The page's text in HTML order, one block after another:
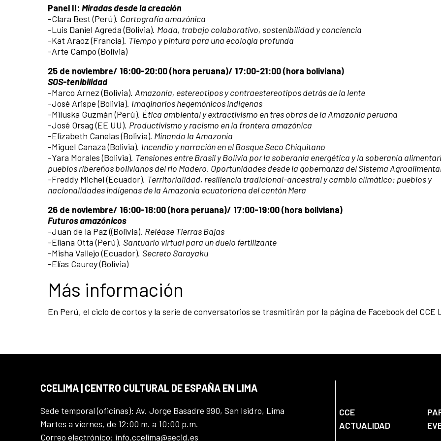
Panel II: Miradas desde la creación
-Clara Best (Perú). Cartografía amazónica
-Luis Daniel Agreda (Bolivia). Moda, trabajo colaborativo, sostenibilidad y conciencia
-Kat Araoz (Francia). Tiempo y pintura para una ecología profunda
-Arte Campo (Bolivia)
25 de noviembre/ 16:00-20:00 (hora peruana)/ 17:00-21:00 (hora boliviana)
SOS-tenibilidad
-Marco Arnez (Bolivia). Amazonía, estereotipos y contraestereotipos detrás de la lente
-José Arispe (Bolivia). Imaginarios hegemónicos indígenas
-Miluska Guzmán (Perú). Ética ambiental y extractivismo en tres obras de la Amazonia peruana
-José Orsag (EE UU). Productivismo y racismo en la frontera amazónica
-Elizabeth Canelas (Bolivia). Minando la Amazonía
-Miguel Canaza (Bolivia). Incendio y narración en el Bosque Seco Chiquitano
-Yara Morales (Bolivia). Tensiones entre Brasil y Bolivia por la soberanía energética y la soberanía
pueblos ribereños bolivianos del río Madero. Oportunidades desde la gobernanza del Sistema
-Freddy Michel (Ecuador). Territorialidad, resiliencia tradicional-ancestral y cambio climático: pueblos y
nacionalidades indígenas de la Amazonía ecuatoriana del cantón Mera
26 de noviembre/ 16:00-18:00 (hora peruana)/ 17:00-19:00 (hora boliviana)
Futuros amazónicos
-Juan de la Paz ((Bolivia). Reléase Tierras Bajas
-Eliana Otta (Perú). Santuario virtual para un duelo fertilizante
-Misha Vallejo (Ecuador). Secreto Sarayaku
-Elías Caurey (Bolivia)
Más información
En Perú, el ciclo de cortos y la serie de conversatorios se trasmitirán por la página de Facebook del CCE
CCELIMA | CENTRO CULTURAL DE ESPAÑA EN LIMA
Sede temporal (oficinas): Av. Jorge Basadre 990, San Isidro, Lima
Martes a viernes, de 12:00 m. a 10:00 p.m.
Correo electrónico: info.ccelima@aecid.es
CCE
ACTUALIDAD